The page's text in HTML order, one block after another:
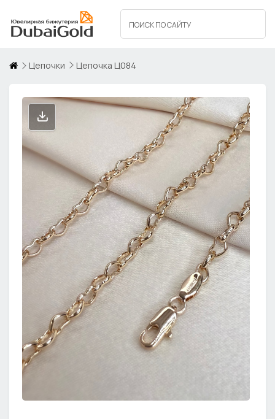
Цепочки Цепочка Ц084